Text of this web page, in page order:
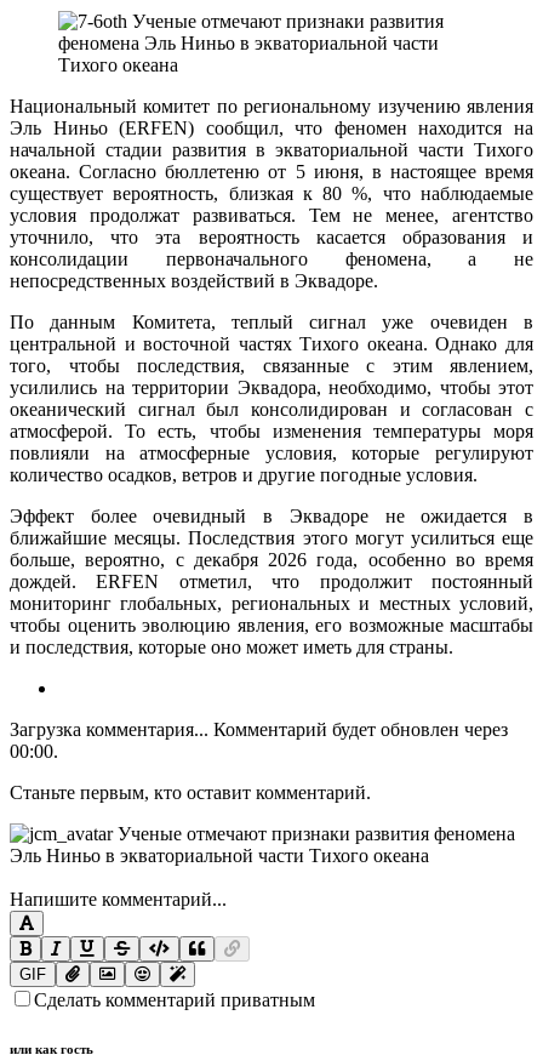
Национальный комитет по региональному изучению явления
Эль Ниньо (ERFEN) сообщил, что феномен находится на
начальной стадии развития в экваториальной части Тихого
океана. Согласно бюллетеню от 5 июня, в настоящее время
существует вероятность, близкая к 80 %, что наблюдаемые
условия продолжат развиваться. Тем не менее, агентство
уточнило, что эта вероятность касается образования и
консолидации первоначального феномена, а не
непосредственных воздействий в Эквадоре.
По данным Комитета, теплый сигнал уже очевиден в
центральной и восточной частях Тихого океана. Однако для
того, чтобы последствия, связанные с этим явлением,
усилились на территории Эквадора, необходимо, чтобы этот
океанический сигнал был консолидирован и согласован с
атмосферой. То есть, чтобы изменения температуры моря
повлияли на атмосферные условия, которые регулируют
количество осадков, ветров и другие погодные условия.
Эффект более очевидный в Эквадоре не ожидается в
ближайшие месяцы. Последствия этого могут усилиться еще
больше, вероятно, с декабря 2026 года, особенно во время
дождей. ERFEN отметил, что продолжит постоянный
мониторинг глобальных, региональных и местных условий,
чтобы оценить эволюцию явления, его возможные масштабы
и последствия, которые оно может иметь для страны.
Загрузка комментария... Комментарий будет обновлен через
00:00.
Станьте первым, кто оставит комментарий.
Напишите комментарий...
GIF
Сделать комментарий приватным
или как гость